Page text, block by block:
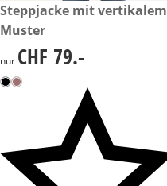
CHF 79.-
Steppjacke mit vertikalem
Muster
CHF 79.-
nur CHF 79.-